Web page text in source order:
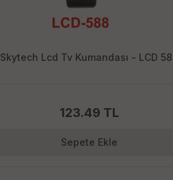
Skytech Lcd Tv Kumandası - LCD
123.49 TL
Sepete Ekle